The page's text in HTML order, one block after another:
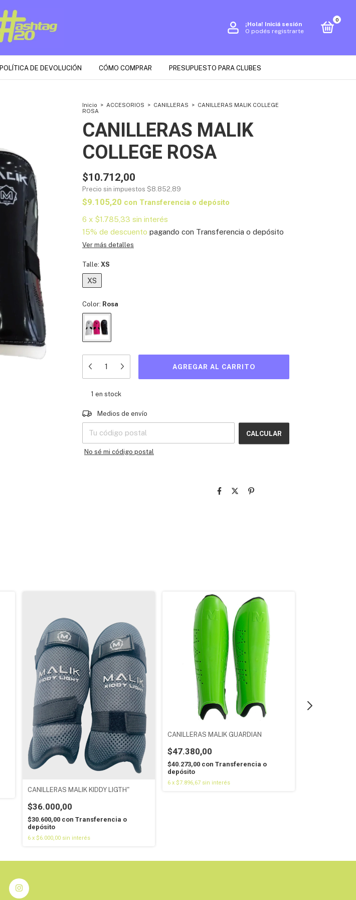
¡Hola! Iniciá sesión
O podés registrarte
0
POLÍTICA DE DEVOLUCIÓN CÓMO COMPRAR PRESUPUESTO PARA CLUBES
Inicio > ACCESORIOS > CANILLERAS > CANILLERAS MALIK COLLEGE
ROSA
CANILLERAS MALIK
COLLEGE ROSA
$10.712,00
Precio sin impuestos $8.852,89
$9.105,20 con Transferencia o depósito
6 x $1.785,33 sin interés
15% de descuento pagando con Transferencia o depósito
Ver más detalles
Talle: XS
XS
Color: Rosa
1 en stock
Entregas para el CP:
Medios de envío
CALCULAR
No sé mi código postal
CANILLERAS MALIK KIDDY LIGTH"
$36.000,00
$30.600,00 con Transferencia o
depósito
6 x $6.000,00 sin interés
CANILLERAS MALIK GUARDIAN
$47.380,00
$40.273,00 con Transferencia o
depósito
6 x $7.896,67 sin interés